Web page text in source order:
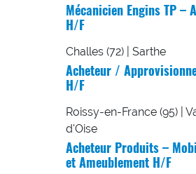
Mécanicien Engins TP –
H/F
Challes (72) | Sarthe
Acheteur /
H/F
Roissy-en-France (95) |
d'Oise
Acheteur Produits –
et Ameublement H/F